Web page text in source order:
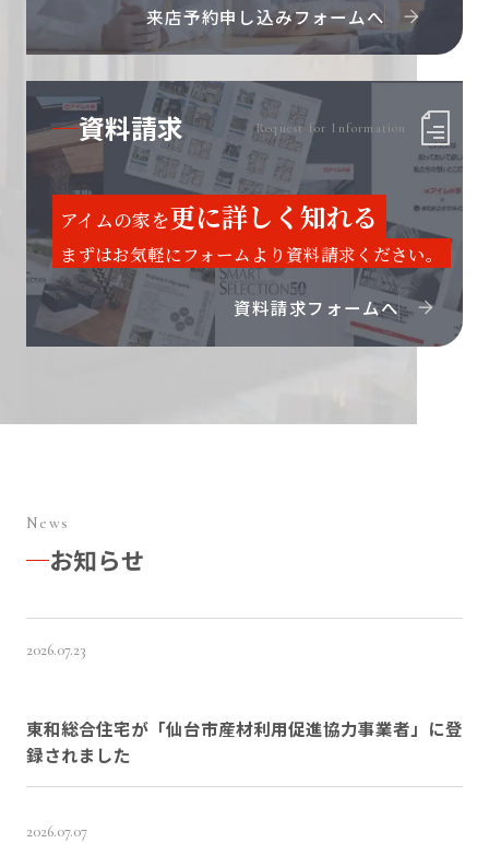
来店予約申し込みフォームへ
Request for Information
資料請求
アイムの家を更に詳しく知れる
まずはお気軽にフォームより資料請求ください。
資料請求フォームへ
News
お知らせ
2026.07.23
東和総合住宅が「仙台市産材利用促進協力事業者」に登
録されました
2026.07.07